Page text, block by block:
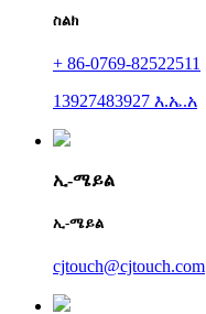
ስልክ
+ 86-0769-82522511
13927483927 እ.ኤ.አ
ኢ-ሜይል
ኢ-ሜይል
cjtouch@cjtouch.com